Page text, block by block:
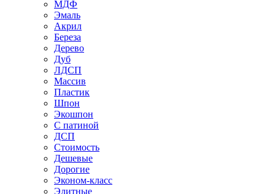
МДФ
Эмаль
Акрил
Береза
Дерево
Дуб
ЛДСП
Массив
Пластик
Шпон
Экошпон
С патиной
ДСП
Стоимость
Дешевые
Дорогие
Эконом-класс
Элитные